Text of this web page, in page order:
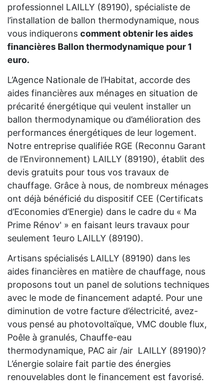
professionnel LAILLY (89190), spécialiste de
l’installation de ballon thermodynamique, nous
vous indiquerons comment obtenir les aides
financières Ballon thermodynamique pour 1
euro.
L’Agence Nationale de l’Habitat, accorde des
aides financières aux ménages en situation de
précarité énergétique qui veulent installer un
ballon thermodynamique ou d’amélioration des
performances énergétiques de leur logement.
Notre entreprise qualifiée RGE (Reconnu Garant
de l’Environnement) LAILLY (89190), établit des
devis gratuits pour tous vos travaux de
chauffage. Grâce à nous, de nombreux ménages
ont déjà bénéficié du dispositif CEE (Certificats
d’Economies d’Energie) dans le cadre du « Ma
Prime Rénov' » en faisant leurs travaux pour
seulement 1euro LAILLY (89190).
Artisans spécialisés LAILLY (89190) dans les
aides financières en matière de chauffage, nous
proposons tout un panel de solutions techniques
avec le mode de financement adapté. Pour une
diminution de votre facture d’électricité, avez-
vous pensé au photovoltaïque, VMC double flux,
Poêle à granulés, Chauffe-eau
thermodynamique, PAC air /air LAILLY (89190)?
L’énergie solaire fait partie des énergies
renouvelables dont le financement est favorisé.